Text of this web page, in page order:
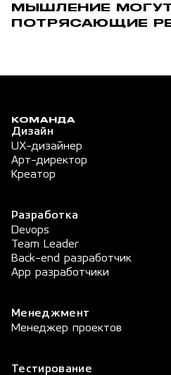
МЫШЛЕНИЕ
ПОТРЯСАЮЩИЕ
КОМАНДА
Дизайн
UX-дизайнер
Арт-директор
Креатор
Разработка
Devops
Team Leader
Back-end разработчик
App разработчики
Менеджмент
Менеджер проектов
Тестирование